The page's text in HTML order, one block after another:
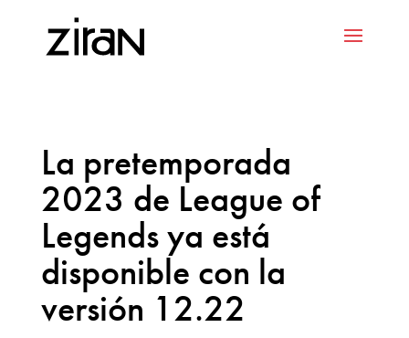
La pretemporada
2023 de League of
Legends ya está
disponible con la
versión 12.22